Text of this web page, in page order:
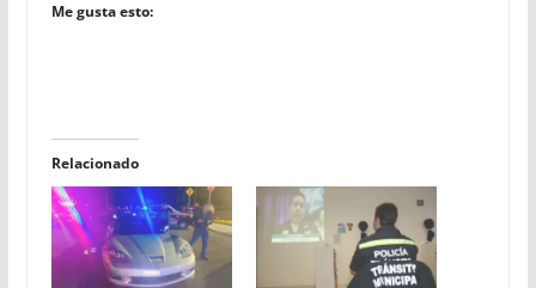
Me gusta esto:
Relacionado